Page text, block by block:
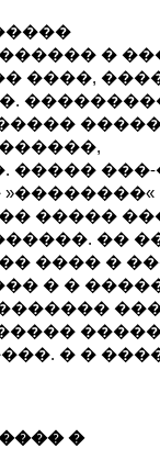
�
����,
�����
�����
��
���� �
� �
� �
�